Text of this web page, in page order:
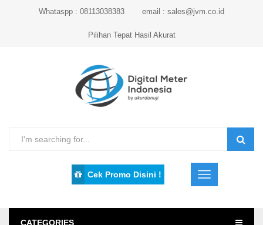
Whataspp : 08113038383 email : sales@jvm.co.id
Pilihan Tepat Hasil Akurat
Cek Promo Disini !
CATEGORIES